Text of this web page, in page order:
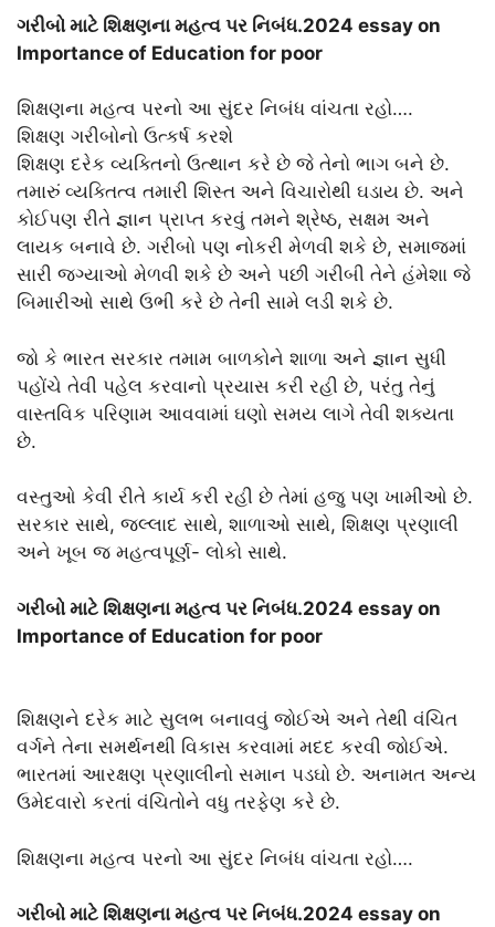
ગરીબો માટે શિક્ષણના મહત્વ પર નિબંધ.2024 essay on
Importance of Education for poor
શિક્ષણના મહત્વ પરનો આ સુંદર નિબંધ વાંચતા રહો….
શિક્ષણ ગરીબોનો ઉત્કર્ષ કરશે
શિક્ષણ દરેક વ્યક્તિનો ઉત્થાન કરે છે જે તેનો ભાગ બને છે.
તમારું વ્યક્તિત્વ તમારી શિસ્ત અને વિચારોથી ઘડાય છે. અને
કોઈપણ રીતે જ્ઞાન પ્રાપ્ત કરવું તમને શ્રેષ્ઠ, સક્ષમ અને
લાયક બનાવે છે. ગરીબો પણ નોકરી મેળવી શકે છે, સમાજમાં
સારી જગ્યાઓ મેળવી શકે છે અને પછી ગરીબી તેને હંમેશા જે
બિમારીઓ સાથે ઉભી કરે છે તેની સામે લડી શકે છે.
જો કે ભારત સરકાર તમામ બાળકોને શાળા અને જ્ઞાન સુધી
પહોંચે તેવી પહેલ કરવાનો પ્રયાસ કરી રહી છે, પરંતુ તેનું
વાસ્તવિક પરિણામ આવવામાં ઘણો સમય લાગે તેવી શક્યતા
છે.
વસ્તુઓ કેવી રીતે કાર્ય કરી રહી છે તેમાં હજુ પણ ખામીઓ છે.
સરકાર સાથે, જલ્લાદ સાથે, શાળાઓ સાથે, શિક્ષણ પ્રણાલી
અને ખૂબ જ મહત્વપૂર્ણ- લોકો સાથે.
ગરીબો માટે શિક્ષણના મહત્વ પર નિબંધ.2024 essay on
Importance of Education for poor
શિક્ષણને દરેક માટે સુલભ બનાવવું જોઈએ અને તેથી વંચિત
વર્ગને તેના સમર્થનથી વિકાસ કરવામાં મદદ કરવી જોઈએ.
ભારતમાં આરક્ષણ પ્રણાલીનો સમાન પડઘો છે. અનામત અન્ય
ઉમેદવારો કરતાં વંચિતોને વધુ તરફેણ કરે છે.
શિક્ષણના મહત્વ પરનો આ સુંદર નિબંધ વાંચતા રહો….
ગરીબો માટે શિક્ષણના મહત્વ પર નિબંધ.2024 essay on